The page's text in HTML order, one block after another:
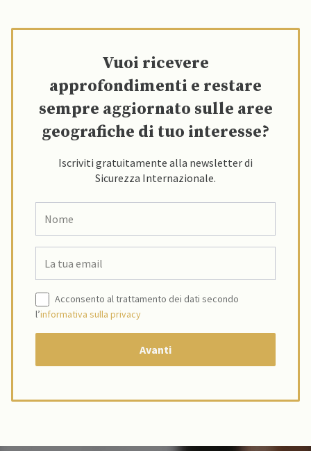
Vuoi ricevere
approfondimenti e restare
sempre aggiornato sulle aree
geografiche di tuo interesse?
Iscriviti gratuitamente alla newsletter di
Sicurezza Internazionale.
Acconsento al trattamento dei dati secondo
l’informativa sulla privacy